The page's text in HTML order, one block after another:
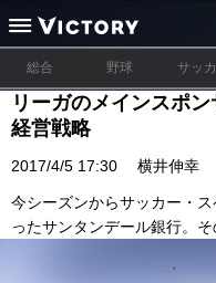
総合 野球 サッ
リーガのメインスポ
経営戦略
2017/4/5 17:30 横井伸幸
今シーズンからサッカー・
ったサンタンデール銀行。